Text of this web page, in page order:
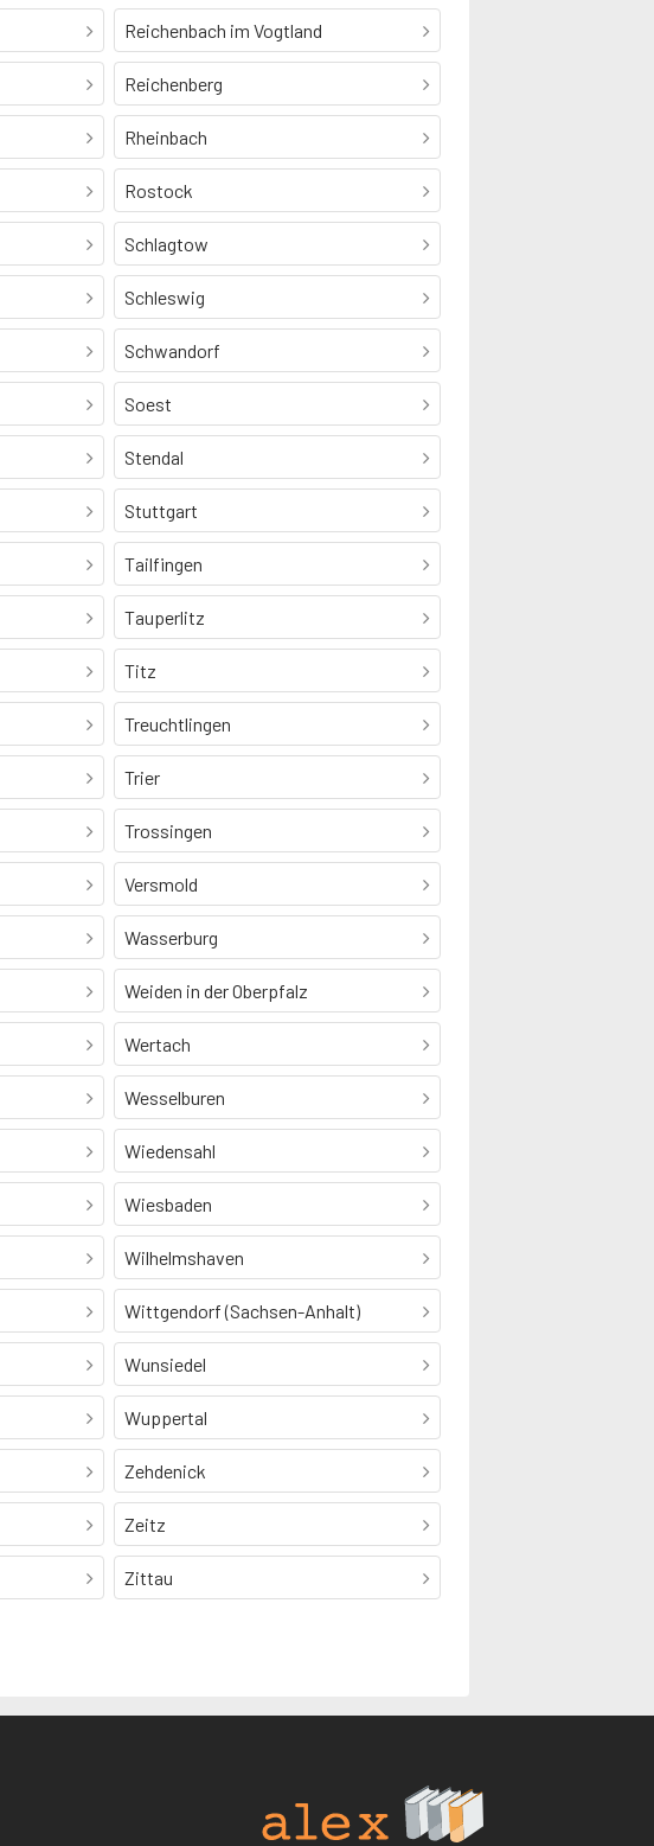
Reichenbach im Vogtland
Reichenberg
Rheinbach
Rostock
Schlagtow
Schleswig
Schwandorf
Soest
Stendal
Stuttgart
Tailfingen
Tauperlitz
Titz
Treuchtlingen
Trier
Trossingen
Versmold
Wasserburg
Weiden in der Oberpfalz
Wertach
Wesselburen
Wiedensahl
Wiesbaden
Wilhelmshaven
Wittgendorf (Sachsen-Anhalt)
Wunsiedel
Wuppertal
Zehdenick
Zeitz
Zittau